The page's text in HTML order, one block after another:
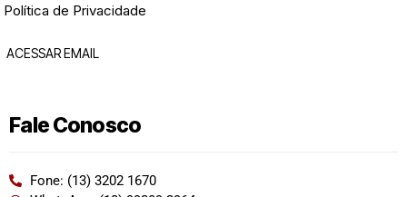
Política de Privacidade
ACESSAR EMAIL
Fale Conosco
Fone: (13) 3202 1670